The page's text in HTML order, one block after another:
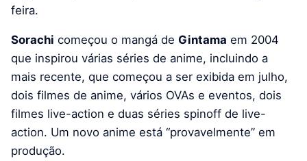
feira.
Sorachi começou o mangá de Gintama em 2004
que inspirou várias séries de anime, incluindo a
mais recente, que começou a ser exibida em julho,
dois filmes de anime, vários OVAs e eventos, dois
filmes live-action e duas séries spinoff de live-
action. Um novo anime está “provavelmente” em
produção.